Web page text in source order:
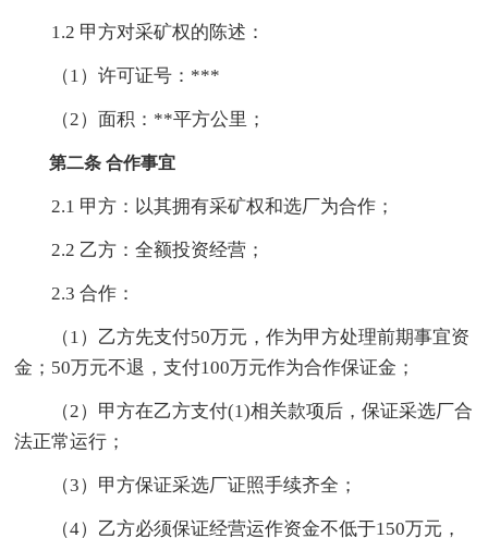
1.2 甲方对采矿权的陈述：
（1）许可证号：***
（2）面积：**平方公里；
第二条 合作事宜
2.1 甲方：以其拥有采矿权和选厂为合作；
2.2 乙方：全额投资经营；
2.3 合作：
（1）乙方先支付50万元，作为甲方处理前期事宜资
金；50万元不退，支付100万元作为合作保证金；
（2）甲方在乙方支付(1)相关款项后，保证采选厂合
法正常运行；
（3）甲方保证采选厂证照手续齐全；
（4）乙方必须保证经营运作资金不低于150万元，